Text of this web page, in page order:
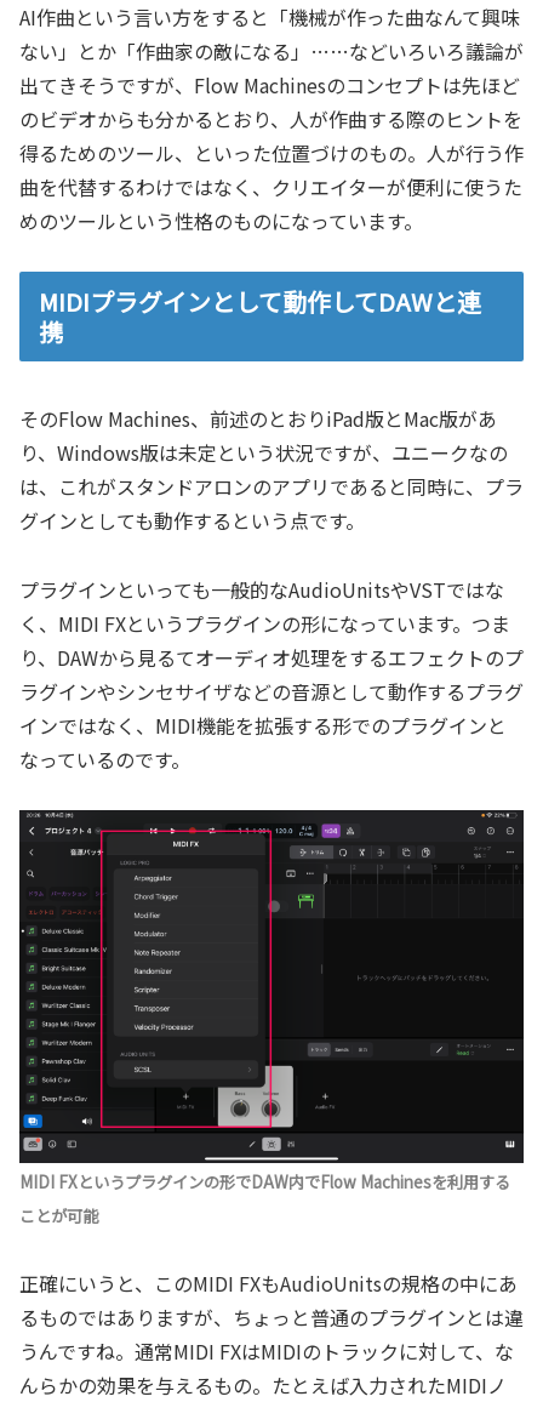
AI作曲という言い方をすると「機械が作った曲なんて興味
ない」とか「作曲家の敵になる」……などいろいろ議論が
出てきそうですが、Flow Machinesのコンセプトは先ほど
のビデオからも分かるとおり、人が作曲する際のヒントを
得るためのツール、といった位置づけのもの。人が行う作
曲を代替するわけではなく、クリエイターが便利に使うた
めのツールという性格のものになっています。
MIDIプラグインとして動作してDAWと連
携
そのFlow Machines、前述のとおりiPad版とMac版があ
り、Windows版は未定という状況ですが、ユニークなの
は、これがスタンドアロンのアプリであると同時に、プラ
グインとしても動作するという点です。
プラグインといっても一般的なAudioUnitsやVSTではな
く、MIDI FXというプラグインの形になっています。つま
り、DAWから見るてオーディオ処理をするエフェクトのプ
ラグインやシンセサイザなどの音源として動作するプラグ
インではなく、MIDI機能を拡張する形でのプラグインと
なっているのです。
MIDI FXというプラグインの形でDAW内でFlow Machinesを利用する
ことが可能
正確にいうと、このMIDI FXもAudioUnitsの規格の中にあ
るものではありますが、ちょっと普通のプラグインとは違
うんですね。通常MIDI FXはMIDIのトラックに対して、な
んらかの効果を与えるもの。たとえば入力されたMIDIノ